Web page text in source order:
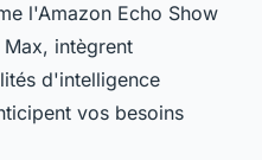
l'Amazon Echo Show
intègrent
d'intelligence
vos besoins